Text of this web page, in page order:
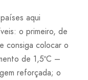
aqui
o primeiro, de
consiga colocar o
de 1,5ºC –
reforçada; o